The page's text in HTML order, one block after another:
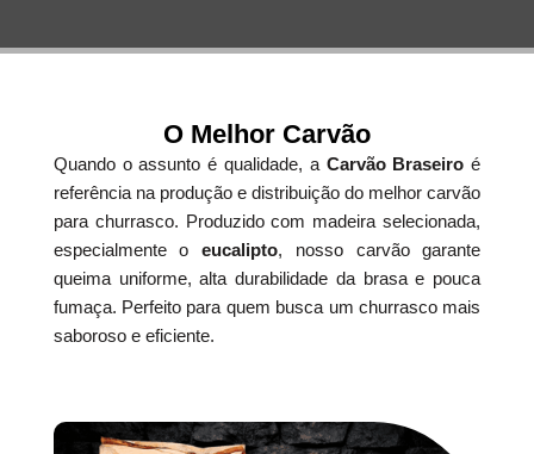
O Melhor Carvão
Quando o assunto é qualidade, a Carvão Braseiro é
referência na produção e distribuição do melhor carvão
para churrasco. Produzido com madeira selecionada,
especialmente oeucalipto, nosso carvão garante
queima uniforme, alta durabilidade da brasa e pouca
fumaça. Perfeito para quem busca um churrasco mais
saboroso e eficiente.